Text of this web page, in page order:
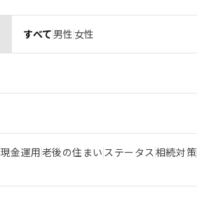
すべて 男性 女性
現金運用老後の住まい ステータス相続対策